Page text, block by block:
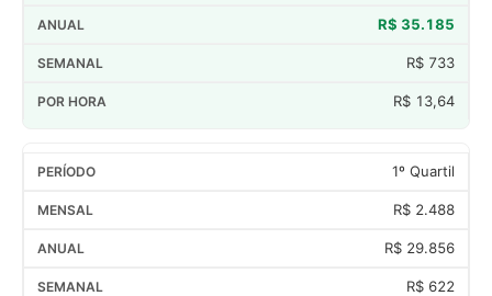
R$ 35.185
R$ 733
R$ 13,64
1º Quartil
R$ 2.488
R$ 29.856
R$ 622